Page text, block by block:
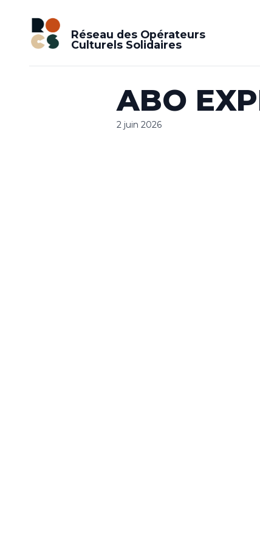
Réseau des Opérateurs
Culturels Solidaires
ABO
2 juin 2026